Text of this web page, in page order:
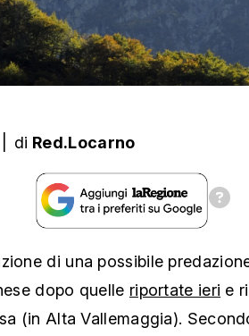
di Red.Locarno
di una possibile
dopo quelle riportate ieri e
(in Alta Vallemaggia).